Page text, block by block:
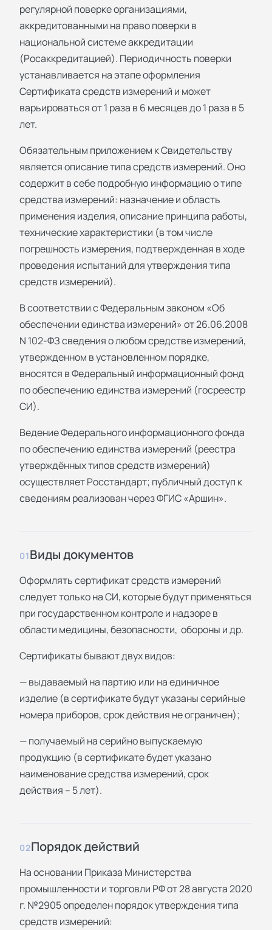
регулярной поверке организациями,
аккредитованными на право поверки в
национальной системе аккредитации
(Росаккредитацией). Периодичность поверки
устанавливается на этапе оформления
Сертификата средств измерений и может
варьироваться от 1 раза в 6 месяцев до 1 раза в 5
лет.
Обязательным приложением к Свидетельству
является описание типа средств измерений. Оно
содержит в себе подробную информацию о типе
средства измерений: назначение и область
применения изделия, описание принципа работы,
технические характеристики (в том числе
погрешность измерения, подтвержденная в ходе
проведения испытаний для утверждения типа
средств измерений).
В соответствии с Федеральным законом «Об
обеспечении единства измерений» от 26.06.2008
N 102-ФЗ сведения о любом средстве измерений,
утвержденном в установленном порядке,
вносятся в Федеральный информационный фонд
по обеспечению единства измерений (госреестр
СИ).
Ведение Федерального информационного фонда
по обеспечению единства измерений (реестра
утверждённых типов средств измерений)
осуществляет Росстандарт; публичный доступ к
сведениям реализован через ФГИС «Аршин».
01Виды документов
Оформлять сертификат средств измерений
следует только на СИ, которые будут применяться
при государственном контроле и надзоре в
области медицины, безопасности, обороны и др.
Сертификаты бывают двух видов:
— выдаваемый на партию или на единичное
изделие (в сертификате будут указаны серийные
номера приборов, срок действия не ограничен);
— получаемый на серийно выпускаемую
продукцию (в сертификате будет указано
наименование средства измерений, срок
действия – 5 лет).
02Порядок действий
На основании Приказа Министерства
промышленности и торговли РФ от 28 августа 2020
г. №2905 определен порядок утверждения типа
средств измерений: